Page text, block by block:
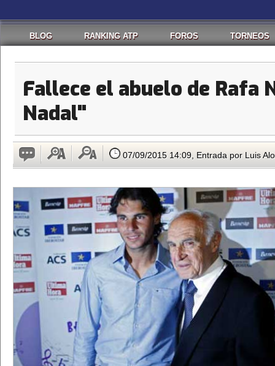
BLOG RANKING ATP FOROS TORNEOS
Fallece el abuelo de Rafa
Nadal"
07/09/2015 14:09, Entrada por Luis